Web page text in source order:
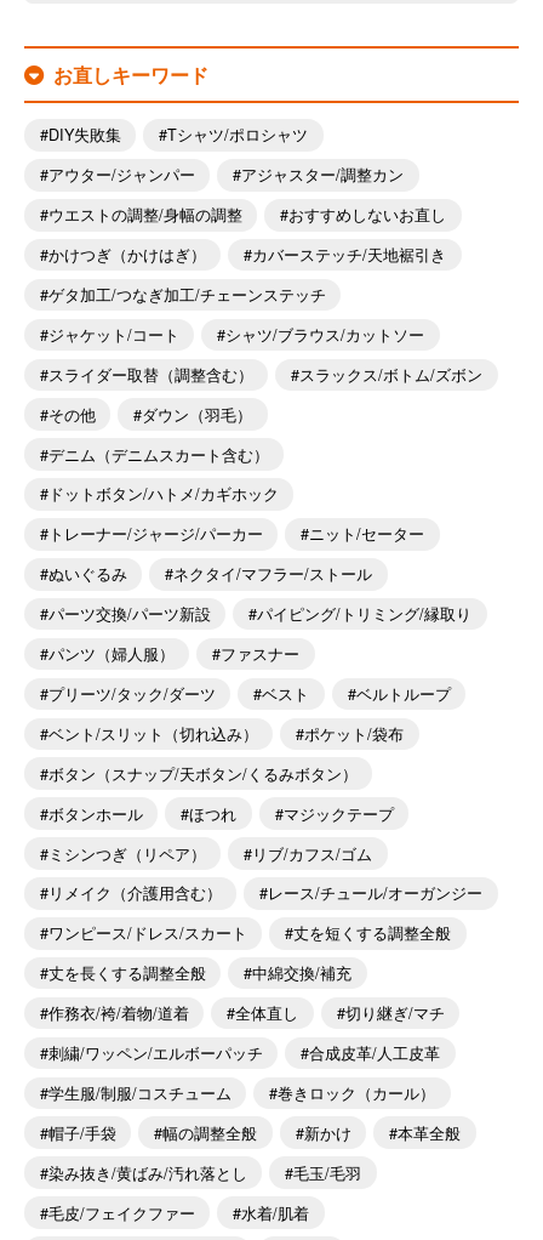
お直しキーワード
DIY失敗集
Tシャツ/ポロシャツ
アウター/ジャンパー
アジャスター/調整カン
ウエストの調整/身幅の調整
おすすめしないお直し
かけつぎ（かけはぎ）
カバーステッチ/天地裾引き
ゲタ加工/つなぎ加工/チェーンステッチ
ジャケット/コート
シャツ/ブラウス/カットソー
スライダー取替（調整含む）
スラックス/ボトム/ズボン
その他
ダウン（羽毛）
デニム（デニムスカート含む）
ドットボタン/ハトメ/カギホック
トレーナー/ジャージ/パーカー
ニット/セーター
ぬいぐるみ
ネクタイ/マフラー/ストール
パーツ交換/パーツ新設
パイピング/トリミング/縁取り
パンツ（婦人服）
ファスナー
プリーツ/タック/ダーツ
ベスト
ベルトループ
ベント/スリット（切れ込み）
ポケット/袋布
ボタン（スナップ/天ボタン/くるみボタン）
ボタンホール
ほつれ
マジックテープ
ミシンつぎ（リペア）
リブ/カフス/ゴム
リメイク（介護用含む）
レース/チュール/オーガンジー
ワンピース/ドレス/スカート
丈を短くする調整全般
丈を長くする調整全般
中綿交換/補充
作務衣/袴/着物/道着
全体直し
切り継ぎ/マチ
刺繍/ワッペン/エルボーパッチ
合成皮革/人工皮革
学生服/制服/コスチューム
巻きロック（カール）
帽子/手袋
幅の調整全般 新かけ
本革全般
染み抜き/黄ばみ/汚れ落とし
毛玉/毛羽
毛皮/フェイクファー
水着/肌着